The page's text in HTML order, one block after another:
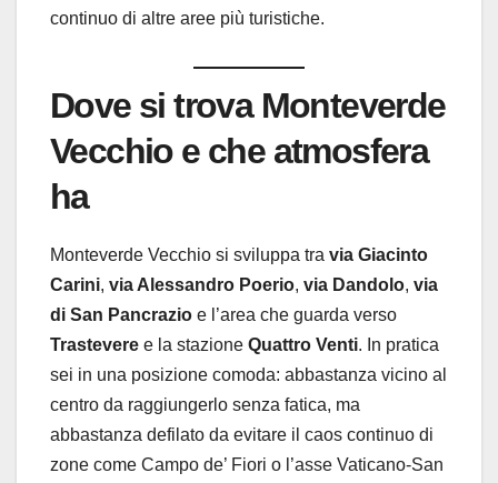
continuo di altre aree più turistiche.
Dove si trova Monteverde
Vecchio e che atmosfera
ha
Monteverde Vecchio si sviluppa tra via Giacinto
Carini, via Alessandro Poerio, via Dandolo, via
di San Pancrazio e l’area che guarda verso
Trastevere e la stazione Quattro Venti. In pratica
sei in una posizione comoda: abbastanza vicino al
centro da raggiungerlo senza fatica, ma
abbastanza defilato da evitare il caos continuo di
zone come Campo de’ Fiori o l’asse Vaticano-San